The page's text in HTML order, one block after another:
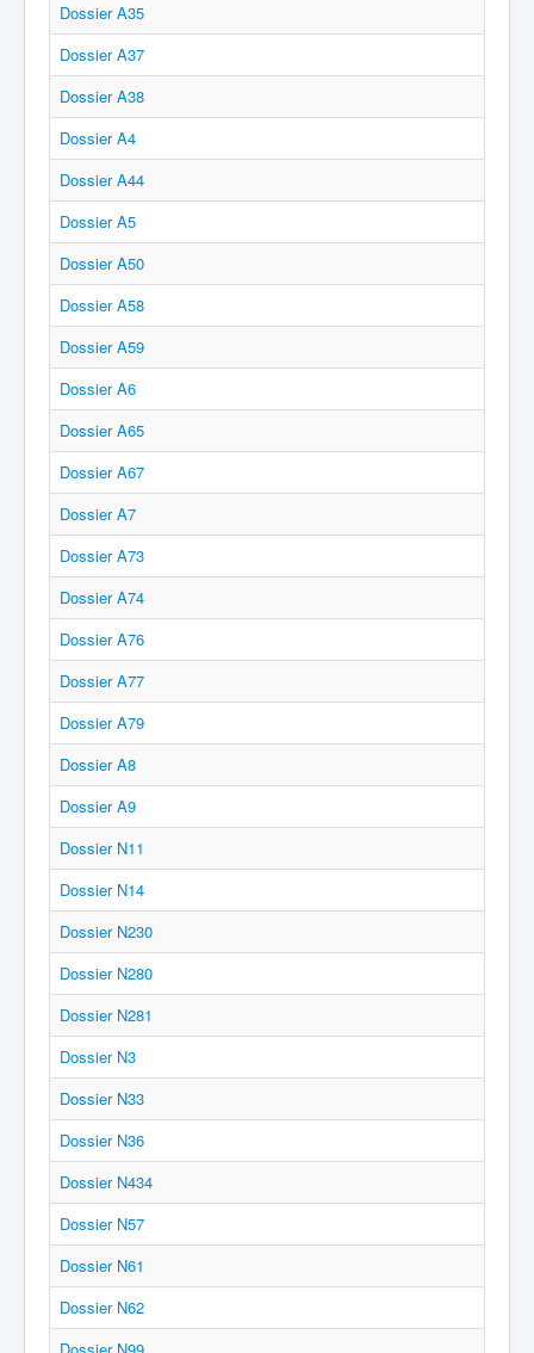
Dossier A35
Dossier A37
Dossier A38
Dossier A4
Dossier A44
Dossier A5
Dossier A50
Dossier A58
Dossier A59
Dossier A6
Dossier A65
Dossier A67
Dossier A7
Dossier A73
Dossier A74
Dossier A76
Dossier A77
Dossier A79
Dossier A8
Dossier A9
Dossier N11
Dossier N14
Dossier N230
Dossier N280
Dossier N281
Dossier N3
Dossier N33
Dossier N36
Dossier N434
Dossier N57
Dossier N61
Dossier N62